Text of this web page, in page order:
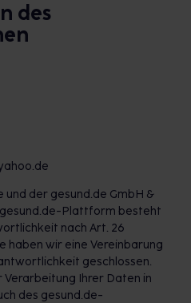
des
und der gesund.de GmbH &
gesund.de-Plattform besteht
nach Art. 26
haben wir eine Vereinbarung
geschlossen.
Ihrer Daten in
des gesund.de-